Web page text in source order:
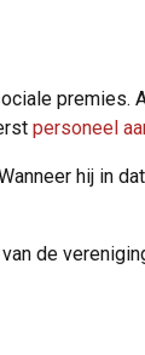
personeel
hij in
de